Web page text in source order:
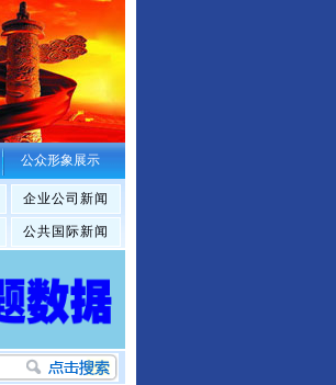
公众形象展示
企业公司新闻
公共国际新闻